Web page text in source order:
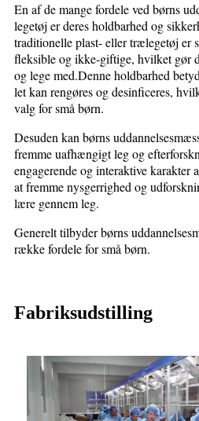
En af de mange fordele ved børns
legetøj er deres holdbarhed og
traditionelle plast- eller trælegetøj er
fleksible og ikke-giftige, hvilket gør
og lege med.Denne holdbarhed
let kan rengøres og desinficeres,
valg for små børn.
Desuden kan børns
fremme uafhængigt leg og
engagerende og interaktive
at fremme nysgerrighed og
lære gennem leg.
Generelt tilbyder børns
række fordele for små børn.
Fabriksudstilling